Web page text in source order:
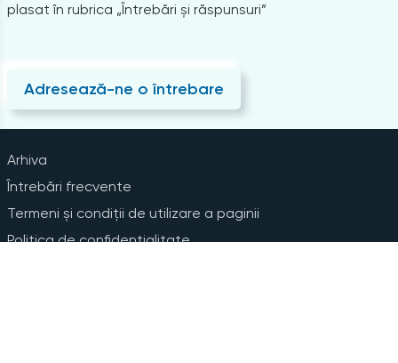
plasat în rubrica „Întrebări și răspunsuri”
Adresează-ne o întrebare
Arhiva
Întrebări frecvente
Termeni și condiții de utilizare a paginii
Politica de confidențialitate